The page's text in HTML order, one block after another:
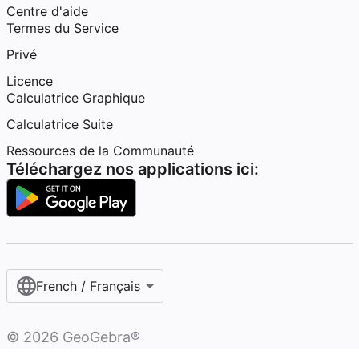
Centre d'aide
Termes du Service
Privé
Licence
Calculatrice Graphique
Calculatrice Suite
Ressources de la Communauté
Téléchargez nos applications ici:
French / Français‎
© 2026 GeoGebra®